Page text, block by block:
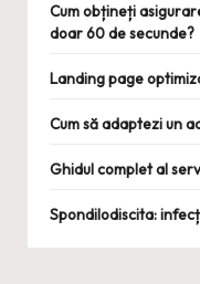
Cum obțineți
doar 60 de secunde?
Landing page
Cum să adaptezi un
Ghidul complet al
Spondilodiscita: